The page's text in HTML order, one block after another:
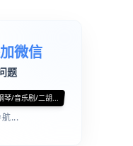
微信
题
琴/音乐剧/二胡...
...